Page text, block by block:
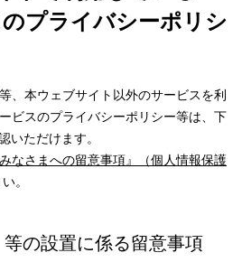
プライバシーポリシ
、本ウェブサイト以外のサービスを利
ビスのプライバシーポリシー等は、下
いただけます。
なさまへの留意事項』（個人情報保護
。
の設置に係る留意事項